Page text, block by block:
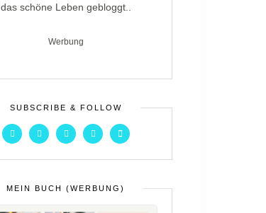
das schöne Leben gebloggt..
Werbung
SUBSCRIBE & FOLLOW
MEIN BUCH (WERBUNG)